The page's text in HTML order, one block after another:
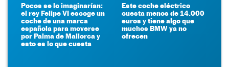
Pocos se lo imaginarían:
el rey Felipe VI escoge un
coche de una marca
española para moverse
por Palma de Mallorca y
esto es lo que cuesta
Este coche eléctrico
cuesta menos de 14.000
euros y tiene algo que
muchos BMW ya no
ofrecen